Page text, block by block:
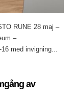
RUNE 28 maj –
–
med invigning...
av